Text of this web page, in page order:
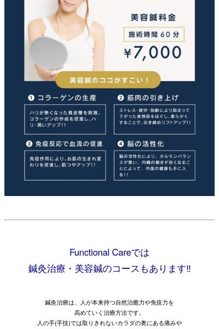
Functional Careでは
鍼灸治療・美容鍼のコースもあります‼
鍼灸治療は、人が本来持つ自然治癒力や免疫力を
高めていく治療方法です。
人の手(手技)では取りきれないカラダの奥にある痛みや